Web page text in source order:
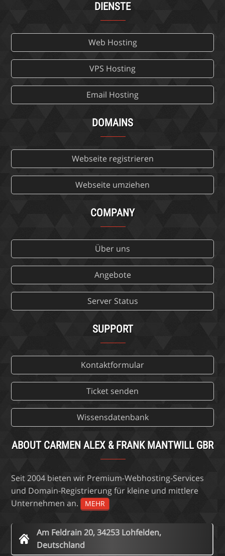
DIENSTE
Web Hosting
VPS Hosting
Email Hosting
DOMAINS
Webseite registrieren
Webseite umziehen
COMPANY
Über uns
Angebote
Server Status
SUPPORT
Kontaktformular
Ticket senden
Wissensdatenbank
ABOUT CARMEN ALEX & FRANK MANTWILL GBR
Seit 2004 bieten wir Premium-Webhosting-Services
und Domain-Registrierung für kleine und mittlere
Unternehmen an.
MEHR
Am Feldrain 20, 34253 Lohfelden,
Deutschland